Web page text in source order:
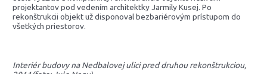
projektantov pod vedením architektky Jarmily Kusej. Po
rekonštrukcii objekt už disponoval bezbariérovým prístupom do
všetkých priestorov.
Interiér budovy na Nedbalovej ulici pred druhou rekonštrukciou,